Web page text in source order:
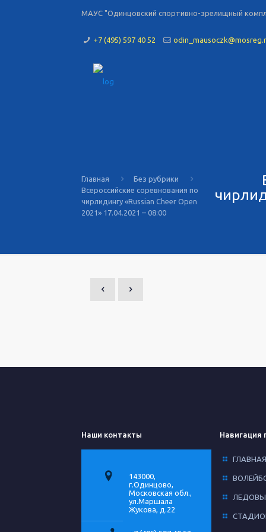
МАУС "Одинцовский спортивно-зрелищный
+7 (495) 597 40 52
Главная
Без рубрики
Всероссийские соревнования по
чирлидингу «Russian Cheer Open
2021» 17.04.2021 – 08:00
Наши контакты
143000,
г.Одинцово,
Московская обл.,
ул.Маршала
Жукова, д.22
Навигация
ГЛАВНАЯ